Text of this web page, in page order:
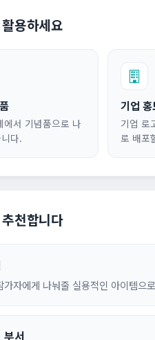
용하세요
에서 기념품으로 나
다.
기업
기업 로
로 배포
천합니다
가자에게 나눠줄 실용적인 아이템으
부서